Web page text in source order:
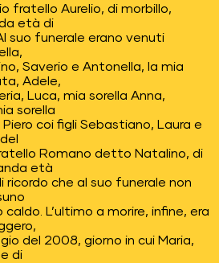
fratello Aurelio, di morbillo,
età di
suo funerale erano venuti
Saverio e Antonella, la mia
Adele,
Luca, mia sorella Anna,
sorella
coi figli Sebastiano, Laura e
Romano detto Natalino, di
età
che al suo funerale non
L’ultimo a morire, infine, era
del 2008, giorno in cui Maria,
di